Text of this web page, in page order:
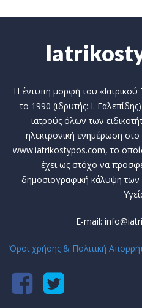
Η έντυπη μορφή του «Ιατρικού
το 1990 (ιδρυτής: Ι.
ιατρούς όλων των
ηλεκτρονική ενημέρωση
www.iatrikostypos.com, το
έχει ως στόχο να
δημοσιογραφική κάλυψη
E-mail:
Όροι χρήσης & Πολιτική